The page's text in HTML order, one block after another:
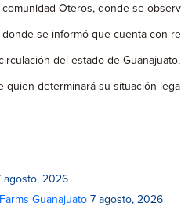
Oteros, donde se
donde se informó que cuenta
del estado de
quien determinará su situación
agosto, 2026
Guanajuato 7 agosto, 2026